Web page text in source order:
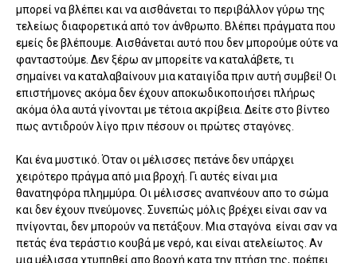
μπορεί να βλέπει και να αισθάνεται το περιβάλλον γύρω της
τελείως διαφορετικά από τον άνθρωπο. Βλέπει πράγματα που
εμείς δε βλέπουμε. Αισθάνεται αυτό που δεν μπορούμε ούτε να
φανταστούμε. Δεν ξέρω αν μπορείτε να καταλάβετε, τι
σημαίνει να καταλαβαίνουν μια καταιγίδα πριν αυτή συμβεί! Οι
επιστήμονες ακόμα δεν έχουν αποκωδικοποιήσει πλήρως
ακόμα όλα αυτά γίνονται με τέτοια ακρίβεια. Δείτε στο βίντεο
πως αντιδρούν λίγο πριν πέσουν οι πρώτες σταγόνες.
Και ένα μυστικό. Όταν οι μέλισσες πετάνε δεν υπάρχει
χειρότερο πράγμα από μια βροχή. Γι αυτές είναι μια
θανατηφόρα πλημμύρα. Οι μέλισσες αναπνέουν απο το σώμα
και δεν έχουν πνεύμονες. Συνεπώς μόλις βρέχει είναι σαν να
πνίγονται, δεν μπορούν να πετάξουν. Μια σταγόνα είναι σαν να
πετάς ένα τεράστιο κουβά με νερό, και είναι ατελείωτος. Αν
μια μέλισσα χτυπηθεί απο βροχή κατα την πτήση της, πρέπει